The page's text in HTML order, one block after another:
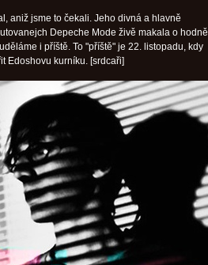
aniž jsme to čekali. Jeho divná a hlavně
Depeche Mode živě makala o hodně
i příště. To "příště" je 22. listopadu, kdy
Edoshovu kurníku. [srdcaři]